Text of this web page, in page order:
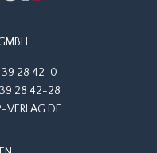
39 28 42-0
28 42-28
VERLAG.DE